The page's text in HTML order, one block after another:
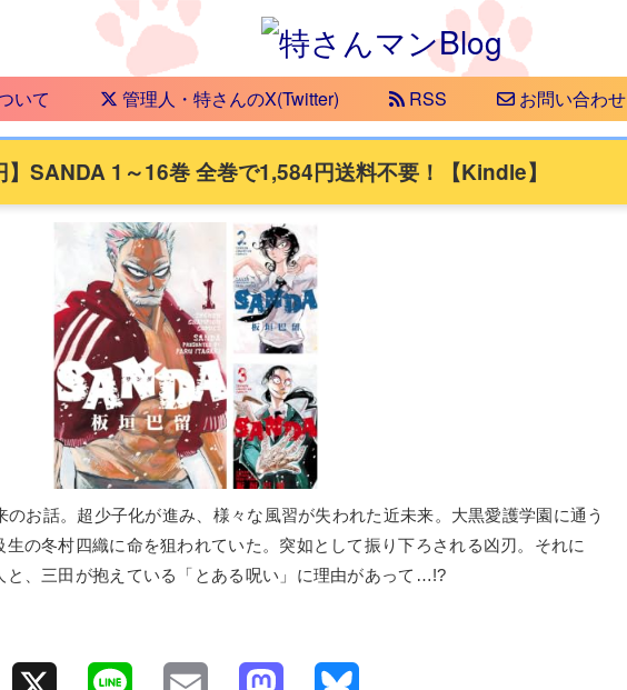
いて 管理人・特さんのX(Twitter) RSS お問い合わせ
】SANDA 1～16巻 全巻で1,584円送料不要！【Kindle】
お話。超少子化が進み、様々な風習が失われた近未来。大黒愛護学園に通う
の冬村四織に命を狙われていた。突如として振り下ろされる凶刃。それに
と、三田が抱えている「とある呪い」に理由があって…!?